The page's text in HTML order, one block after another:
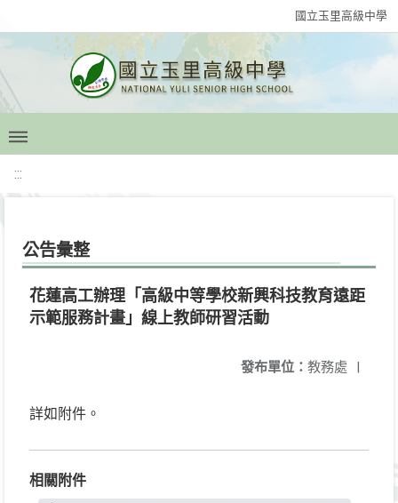
國立玉里高級中學
:::
公告彙整
花蓮高工辦理「高級中等學校新興科技教育遠距
示範服務計畫」線上教師研習活動
發布單位： 教務處 |
詳如附件。
相關附件